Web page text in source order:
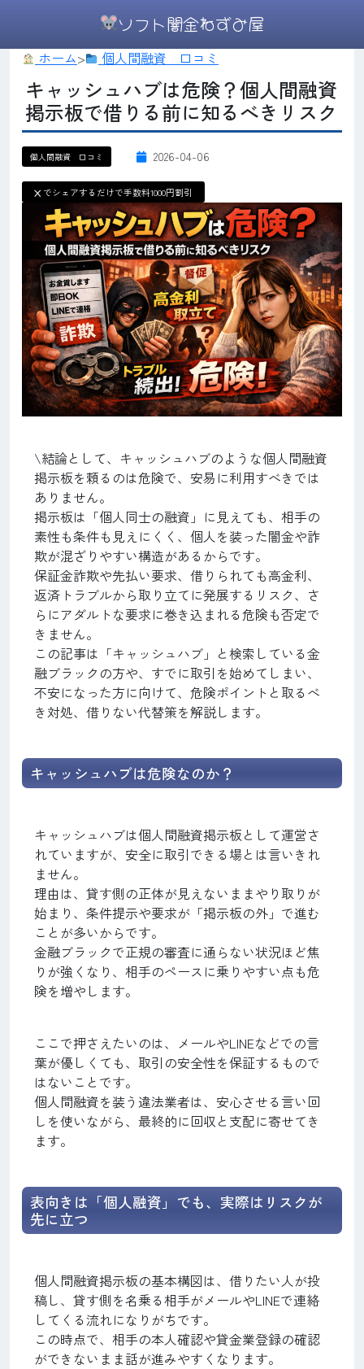
ソフト闇金ねずみ屋
ホーム> 個人間融資 口コミ
キャッシュハブは危険？個人間融資
掲示板で借りる前に知るべきリスク
個人間融資 口コミ 2026-04-06
X でシェアするだけで手数料1000円割引
\結論として、キャッシュハブのような個人間融資
掲示板を頼るのは危険で、安易に利用すべきでは
ありません。
掲示板は「個人同士の融資」に見えても、相手の
素性も条件も見えにくく、個人を装った闇金や詐
欺が混ざりやすい構造があるからです。
保証金詐欺や先払い要求、借りられても高金利、
返済トラブルから取り立てに発展するリスク、さ
らにアダルトな要求に巻き込まれる危険も否定で
きません。
この記事は「キャッシュハブ」と検索している金
融ブラックの方や、すでに取引を始めてしまい、
不安になった方に向けて、危険ポイントと取るべ
き対処、借りない代替策を解説します。
キャッシュハブは危険なのか？
キャッシュハブは個人間融資掲示板として運営さ
れていますが、安全に取引できる場とは言いきれ
ません。
理由は、貸す側の正体が見えないままやり取りが
始まり、条件提示や要求が「掲示板の外」で進む
ことが多いからです。
金融ブラックで正規の審査に通らない状況ほど焦
りが強くなり、相手のペースに乗りやすい点も危
険を増やします。
ここで押さえたいのは、メールやLINEなどでの言
葉が優しくても、取引の安全性を保証するもので
はないことです。
個人間融資を装う違法業者は、安心させる言い回
しを使いながら、最終的に回収と支配に寄せてき
ます。
表向きは「個人融資」でも、実際はリスクが
先に立つ
個人間融資掲示板の基本構図は、借りたい人が投
稿し、貸す側を名乗る相手がメールやLINEで連絡
してくる流れになりがちです。
この時点で、相手の本人確認や貸金業登録の確認
ができないまま話が進みやすくなります。